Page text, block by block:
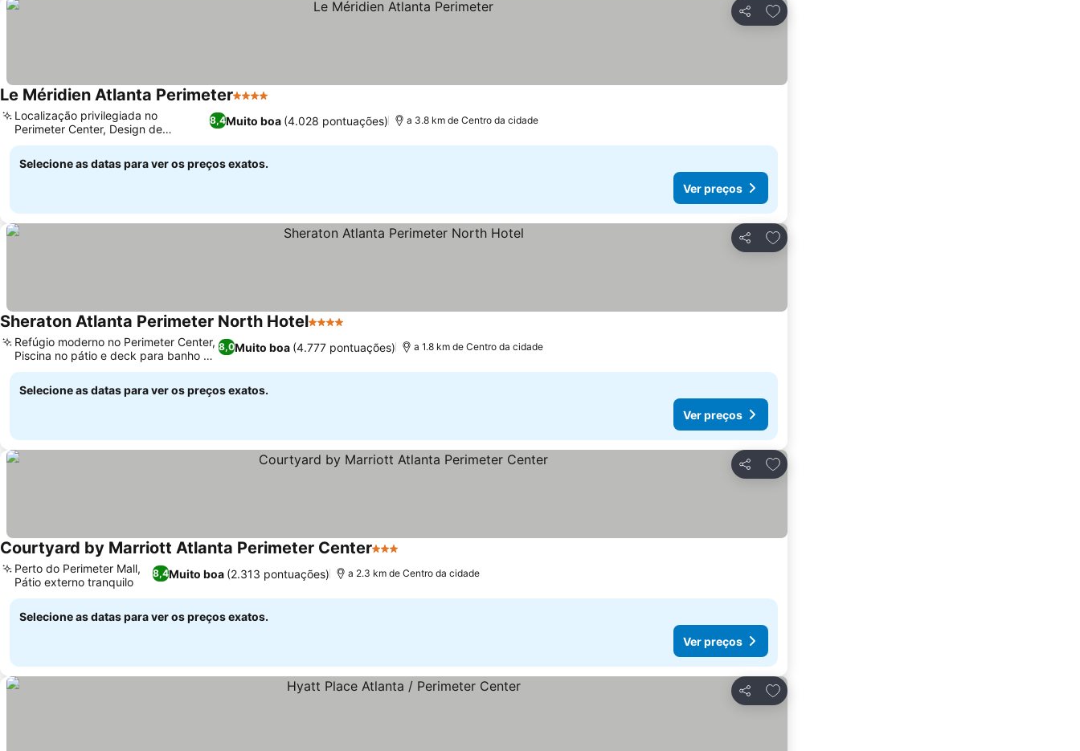
Partilhar
Adicionar aos favoritos
Le Méridien Atlanta Perimeter4 Estrelas
8,4Muito boa (4.028 pontuações)
Localização privilegiada no
Perimeter Center, Design de
inspiração europeia
a 3.8 km de Centro da cidade
Selecione as datas para ver os preços exatos.
Ver preços
Partilhar
Adicionar aos favoritos
Sheraton Atlanta Perimeter North Hotel4 Estrelas
8,0Muito boa (4.777 pontuações)
Refúgio moderno no Perimeter Center,
Piscina no pátio e deck para banho de
sol
a 1.8 km de Centro da cidade
Selecione as datas para ver os preços exatos.
Ver preços
Partilhar
Adicionar aos favoritos
Courtyard by Marriott Atlanta Perimeter Center3 Estrelas
8,4Muito boa (2.313 pontuações)
Perto do Perimeter Mall,
Pátio externo tranquilo
a 2.3 km de Centro da cidade
Selecione as datas para ver os preços exatos.
Ver preços
Partilhar
Adicionar aos favoritos